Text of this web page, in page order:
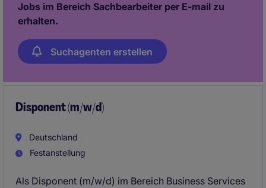
Jobs im Bereich Sachbearbeiter per E-mail zu
erhalten.
Suchagenten erstellen
Disponent (m/w/d)
Deutschland
Festanstellung
Als Disponent (m/w/d) im Bereich Business Services